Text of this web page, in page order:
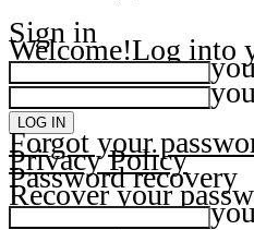
Sign in
Welcome!Log into
Forgot your
Privacy Policy
Password recovery
Recover your